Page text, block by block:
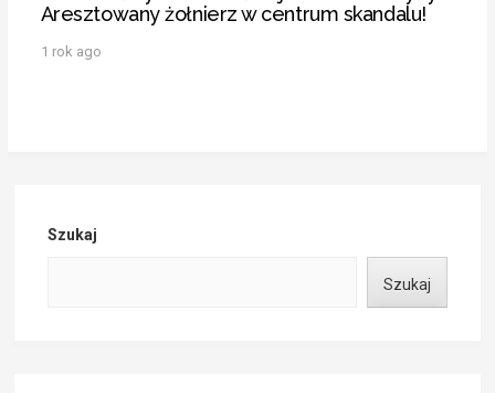
Aresztowany żołnierz w centrum skandalu!
1 rok ago
Szukaj
Szukaj